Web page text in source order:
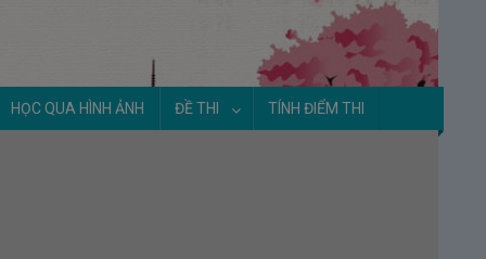
HỌC QUA HÌNH ẢNH ĐỀ THI TÍNH ĐIỂM THI